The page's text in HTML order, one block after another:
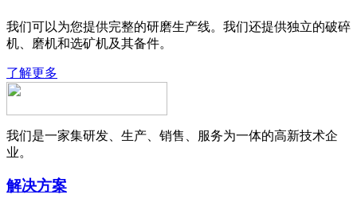
我们可以为您提供完整的研磨生产线。我们还提供独立的破碎
机、磨机和选矿机及其备件。
了解更多
我们是一家集研发、生产、销售、服务为一体的高新技术企
业。
解决方案